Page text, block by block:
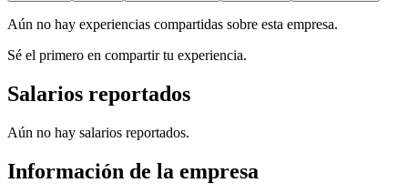
Aún no hay experiencias compartidas sobre esta empresa.
Sé el primero en compartir tu experiencia.
Salarios reportados
Aún no hay salarios reportados.
Información de la empresa